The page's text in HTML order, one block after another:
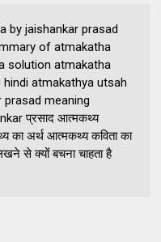
by jaishankar prasad
of atmakatha
solution atmakatha
atmakathya utsah
meaning
प्रसाद आत्मकथ्य
का अर्थ आत्मकथ्य कविता का
से क्यों बचना चाहता है